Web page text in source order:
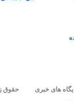
های خبری حقوق